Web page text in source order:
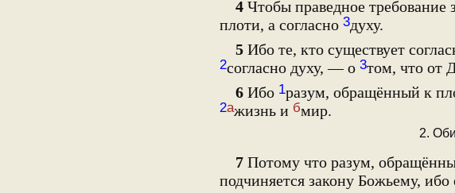
4 Чтобы праведное требование
плоти, а согласно 3духу.
5 Ибо те, кто существует
2согласно духу, — о 3том, что от
6 Ибо 1разум, обращённый к
2ажизнь и бмир.
2.
7 Потому что разум,
подчиняется закону Божьему,